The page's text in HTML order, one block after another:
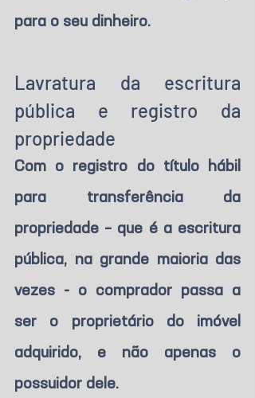
para o seu dinheiro.
Lavratura da escritura
pública e registro da
propriedade
Com o registro do título hábil
para transferência da
propriedade – que é a escritura
pública, na grande maioria das
vezes - o comprador passa a
ser o proprietário do imóvel
adquirido, e não apenas o
possuidor dele.